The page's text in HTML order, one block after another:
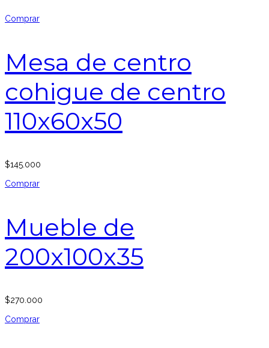
Comprar
Mesa de centro
cohigue de centro
110x60x50
$145.000
Comprar
Mueble de
200x100x35
$270.000
Comprar